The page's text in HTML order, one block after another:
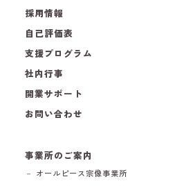
採用情報
自己評価表
支援プログラム
社内行事
開業サポート
お問い合わせ
事業所のご案内
－ オールピース宗像事業所